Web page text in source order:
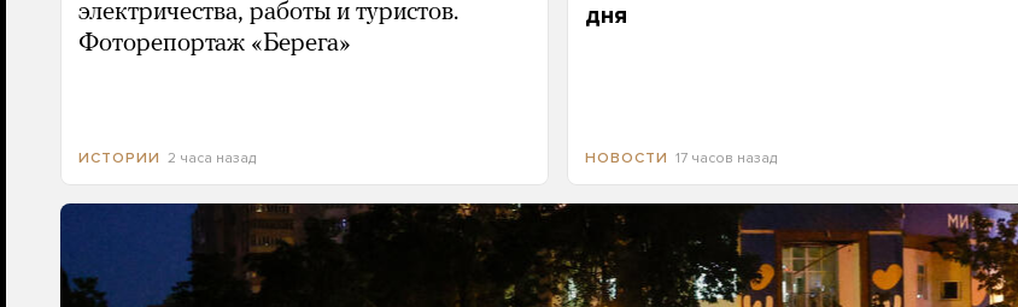
электричества, работы и туристов.
Фоторепортаж «Берега»
ИСТОРИИ 2 часа назад
дня
НОВОСТИ 17 часов назад